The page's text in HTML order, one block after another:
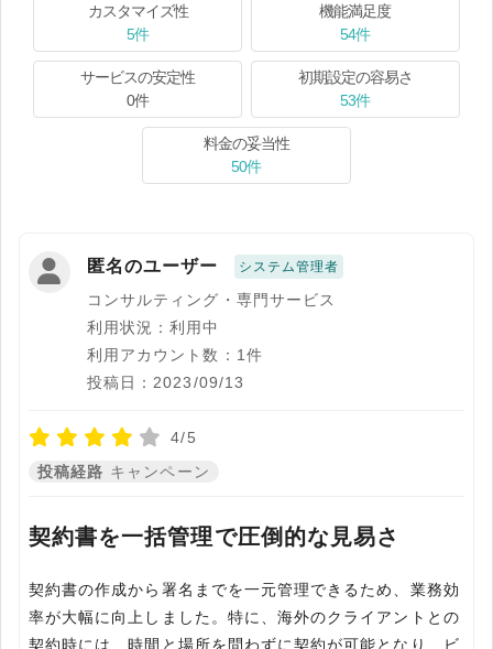
カスタマイズ性
5件
機能満足度
54件
サービスの安定性
0件
初期設定の容易さ
53件
料金の妥当性
50件
匿名のユーザー システム管理者
コンサルティング・専門サービス
利用状況：利用中
利用アカウント数：1件
投稿日：2023/09/13
4/5
投稿経路 キャンペーン
契約書を一括管理で圧倒的な見易さ
契約書の作成から署名までを一元管理できるため、業務効
率が大幅に向上しました。特に、海外のクライアントとの
契約時には、時間と場所を問わずに契約が可能となり、ビ